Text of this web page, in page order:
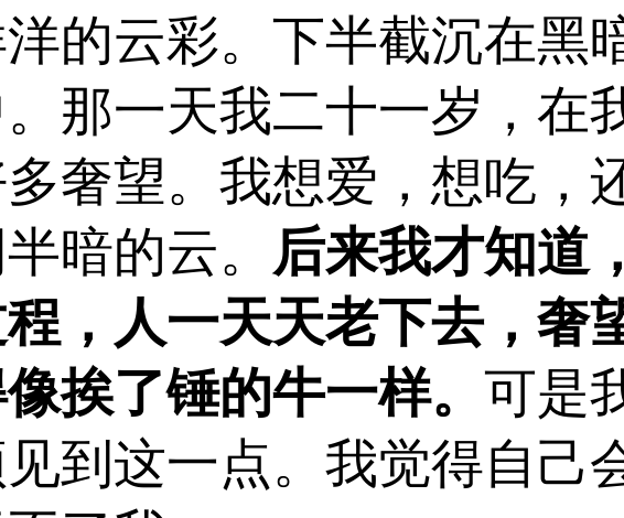
的云彩。下半截沉在黑
那一天我二十一岁，在
奢望。我想爱，想吃，
暗的云。 后来我才知道
，人一天天老下去，奢
挨了锤的牛一样。 可是
到这一点。我觉得自己